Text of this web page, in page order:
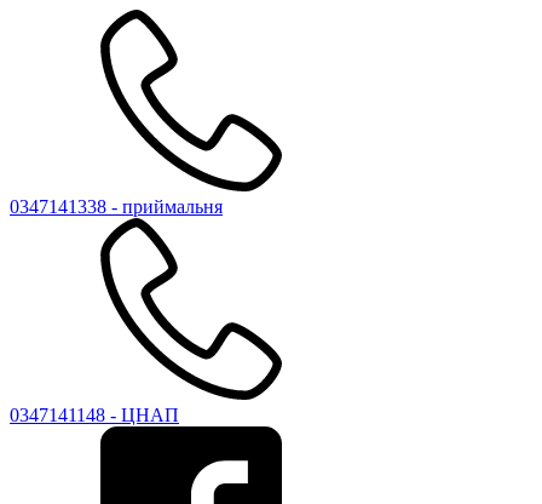
0347141338 - приймальня
0347141148 - ЦНАП